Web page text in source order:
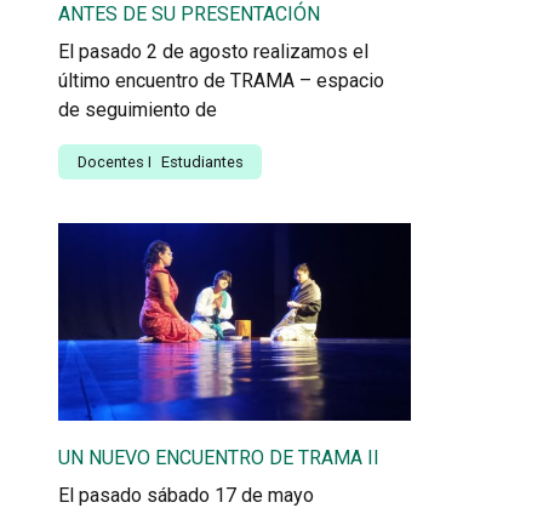
ANTES DE SU PRESENTACIÓN
El pasado 2 de agosto realizamos el
último encuentro de TRAMA – espacio
de seguimiento de
Docentes I Estudiantes
UN NUEVO ENCUENTRO DE TRAMA II
El pasado sábado 17 de mayo